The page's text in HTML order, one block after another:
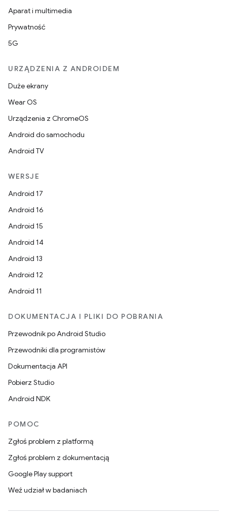
Aparat i multimedia
Prywatność
5G
URZĄDZENIA Z ANDROIDEM
Duże ekrany
Wear OS
Urządzenia z ChromeOS
Android do samochodu
Android TV
WERSJE
Android 17
Android 16
Android 15
Android 14
Android 13
Android 12
Android 11
DOKUMENTACJA I PLIKI DO POBRANIA
Przewodnik po Android Studio
Przewodniki dla programistów
Dokumentacja API
Pobierz Studio
Android NDK
POMOC
Zgłoś problem z platformą
Zgłoś problem z dokumentacją
Google Play support
Weź udział w badaniach